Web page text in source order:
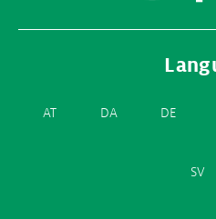
AT DA DE
SV